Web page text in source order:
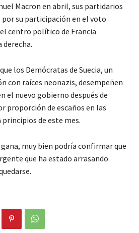
Macron en abril, sus partidarios
su participación en el voto
centro político de Francia
los Demócratas de Suecia, un
con raíces neonazis, desempeñen
el nuevo gobierno después de
proporción de escaños en las
de este mes.
muy bien podría confirmar que
que ha estado arrasando